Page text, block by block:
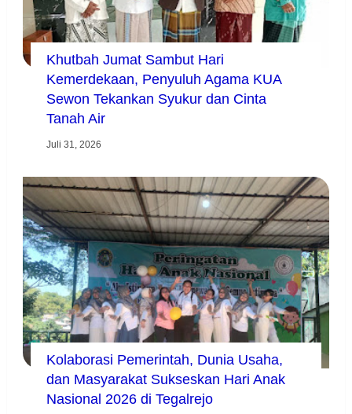
Khutbah Jumat Sambut Hari
Kemerdekaan, Penyuluh Agama KUA
Sewon Tekankan Syukur dan Cinta
Tanah Air
Juli 31, 2026
Kolaborasi Pemerintah, Dunia Usaha,
dan Masyarakat Sukseskan Hari Anak
Nasional 2026 di Tegalrejo